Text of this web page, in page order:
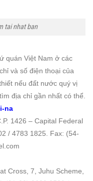
tai nhat ban
quán Việt Nam ở các
và số điện thoại của
nếu đất nước quý vị
địa chỉ gần nhất có thể.
na
1426 – Capital Federal
/ 4783 1825. Fax: (54-
Cross, 7, Juhu Scheme,